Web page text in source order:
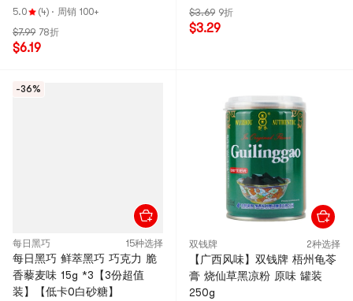
克力
5.0
(4) · 周销 100+
$7.99 78折
$6.19
$3.69 9折
$3.29
-36%
每日黑巧 15种选择
每日黑巧 鲜萃黑巧 巧克力 脆
香藜麦味 15g *3【3份超值
装】【低卡0白砂糖】
双钱牌 2种选择
【广西风味】双钱牌 梧州龟苓
膏 烧仙草黑凉粉 原味 罐装
250g